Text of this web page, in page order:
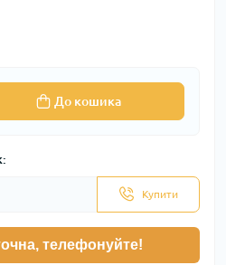
До кошика
Купити
телефонуйте!